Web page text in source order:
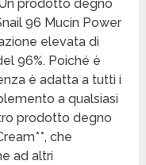
prodotto degno
96 Mucin Power
elevata di
96%. Poiché è
è adatta a tutti i
a qualsiasi
prodotto degno
che
ad altri